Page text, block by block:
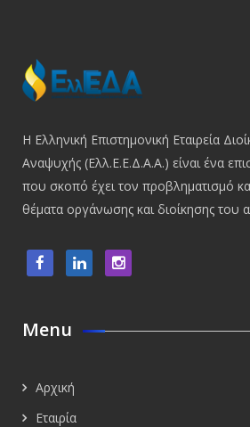
Η Ελληνική Επιστημονική Εταιρεία
Αναψυχής (Ελλ.Ε.Ε.Δ.Α.Α.) είναι ένα
που σκοπό έχει τον προβληματισμό
θέματα οργάνωσης και διοίκησης του
Menu
Αρχική
Εταιρία